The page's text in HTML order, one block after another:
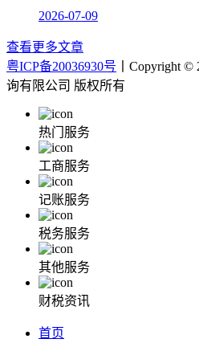
2026-07-09
查看更多文章
粤ICP备20036930号 丨Copyright
询有限公司 版权所有
热门服务
工商服务
记账服务
税务服务
其他服务
财税资讯
首页